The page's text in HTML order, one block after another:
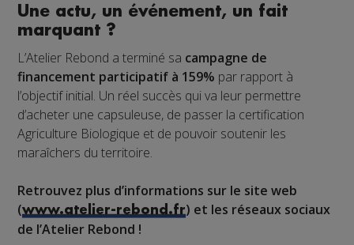
Une actu, un événement, un fait
marquant ?
L’Atelier Rebond a terminé sa campagne de
financement participatif à 159% par rapport à
l’objectif initial. Un réel succès qui va leur permettre
d’acheter une capsuleuse, de passer la certification
Agriculture Biologique et de pouvoir soutenir les
maraîchers du territoire.
Retrouvez plus d’informations sur le site web
(www.atelier-rebond.fr) et les réseaux sociaux
de l’Atelier Rebond !